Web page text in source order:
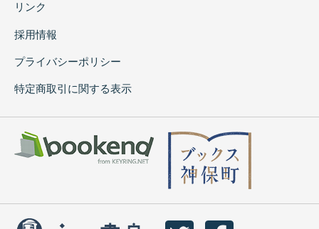
リンク
採用情報
プライバシーポリシー
特定商取引に関する表示